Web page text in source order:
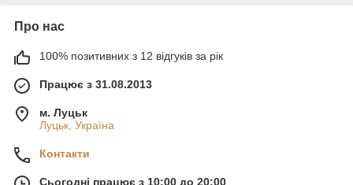
Про нас
100% позитивних з 12 відгуків за рік
Працює з 31.08.2013
м. Луцьк
Луцьк, Україна
Контакти
Сьогодні працює з 10:00 до 20:00